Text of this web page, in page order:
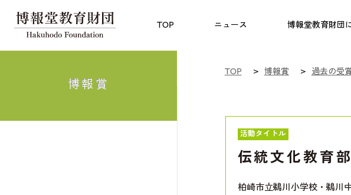
TOP ニュース 博報堂教育財団
についての研究助成 奨学金
博報賞
TOP 博報賞 過去の受
活動タイトル
伝統文化教育
柏崎市立鵜川小学校・鵜川